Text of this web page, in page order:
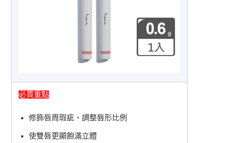
必買重點
修飾唇周瑕疵、調整唇形比例
使雙唇更顯飽滿立體